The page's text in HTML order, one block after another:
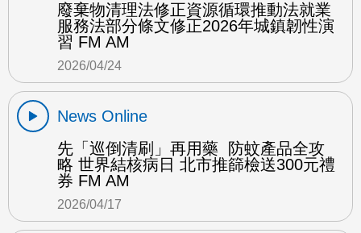
廢棄物清理法修正資源循環推動法就業
服務法部分條文修正2026年城鎮韌性演
習 FM AM
2026/04/24
News Online
先「巡倒清刷」再用藥 防蚊產品全攻
略 世界結核病日 北市推篩檢送300元禮
券 FM AM
2026/04/17